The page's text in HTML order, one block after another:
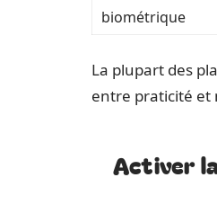
biométrique
La plupart des
entre praticité et
Activer